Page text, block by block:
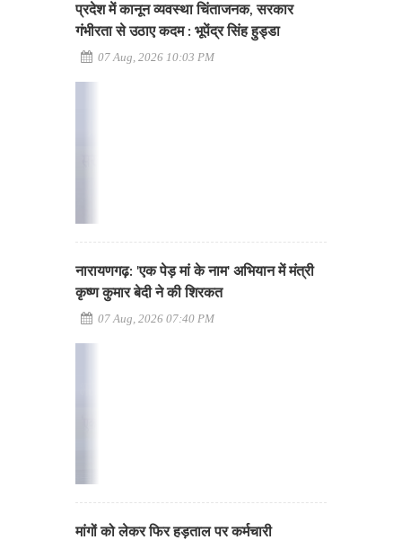
प्रदेश में कानून व्यवस्था चिंताजनक, सरकार
गंभीरता से उठाए कदम : भूपेंद्र सिंह हुड्डा
07 Aug, 2026 10:03 PM
नारायणगढ़: 'एक पेड़ मां के नाम' अभियान में मंत्री
कृष्ण कुमार बेदी ने की शिरकत
07 Aug, 2026 07:40 PM
मांगों को लेकर फिर हड़ताल पर कर्मचारी